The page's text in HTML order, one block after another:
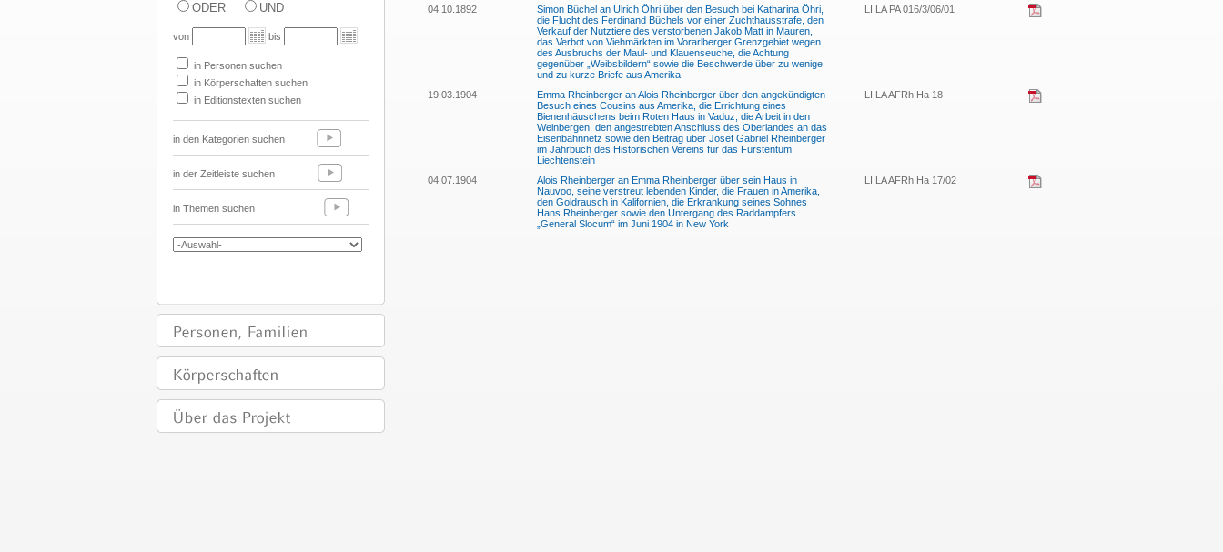
ODER UND
von bis
in Personen suchen
in Körperschaften suchen
in Editionstexten suchen
in den Kategorien suchen
in der Zeitleiste suchen
in Themen suchen
04.10.1892
Simon Büchel an Ulrich Öhri über den Besuch bei Katharina Öhri,
die Flucht des Ferdinand Büchels vor einer Zuchthausstrafe, den
Verkauf der Nutztiere des verstorbenen Jakob Matt in Mauren,
das Verbot von Viehmärkten im Vorarlberger Grenzgebiet wegen
des Ausbruchs der Maul- und Klauenseuche, die Achtung
gegenüber „Weibsbildern“ sowie die Beschwerde über zu wenige
und zu kurze Briefe aus Amerika
LI LA PA 016/3/06/01
19.03.1904
Emma Rheinberger an Alois Rheinberger über den angekündigten
Besuch eines Cousins aus Amerika, die Errichtung eines
Bienenhäuschens beim Roten Haus in Vaduz, die Arbeit in den
Weinbergen, den angestrebten Anschluss des Oberlandes an das
Eisenbahnnetz sowie den Beitrag über Josef Gabriel Rheinberger
im Jahrbuch des Historischen Vereins für das Fürstentum
Liechtenstein
LI LA AFRh Ha 18
04.07.1904
Alois Rheinberger an Emma Rheinberger über sein Haus in
Nauvoo, seine verstreut lebenden Kinder, die Frauen in Amerika,
den Goldrausch in Kalifornien, die Erkrankung seines Sohnes
Hans Rheinberger sowie den Untergang des Raddampfers
„General Slocum“ im Juni 1904 in New York
LI LA AFRh Ha 17/02